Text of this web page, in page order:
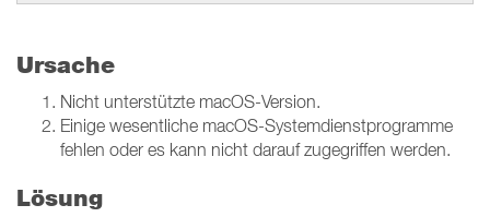
Ursache
Nicht unterstützte macOS-Version.
Einige wesentliche macOS-Systemdienstprogramme
fehlen oder es kann nicht darauf zugegriffen werden.
Lösung